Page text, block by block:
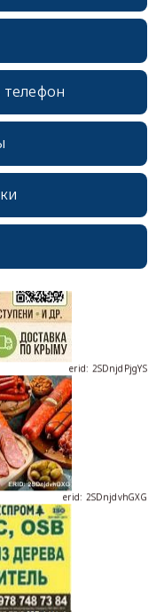
erid: 2SDnjcrDNw6
erid: 2SDnjdPjgYS
erid: 2SDnjdvhGXG